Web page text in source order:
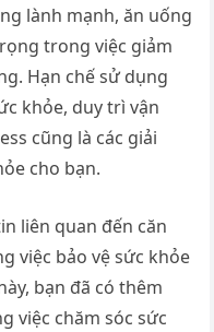
lành mạnh, ăn uống
trong việc giảm
Hạn chế sử dụng
khỏe, duy trì vận
cũng là các giải
cho bạn.
liên quan đến căn
việc bảo vệ sức khỏe
bạn đã có thêm
việc chăm sóc sức